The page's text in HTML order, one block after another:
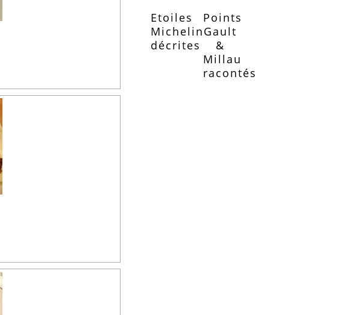
Etoiles
Michelin
décrites
Points
Gault
&
Millau
racontés